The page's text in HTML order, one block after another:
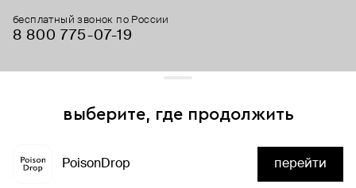
бесплатный звонок по России
8 800 775⁠-07⁠-19
выберите, где продолжить
PoisonDrop перейти
и сервисы аналитики. Продолжая его использование,
вы соглашаетесь с нашим